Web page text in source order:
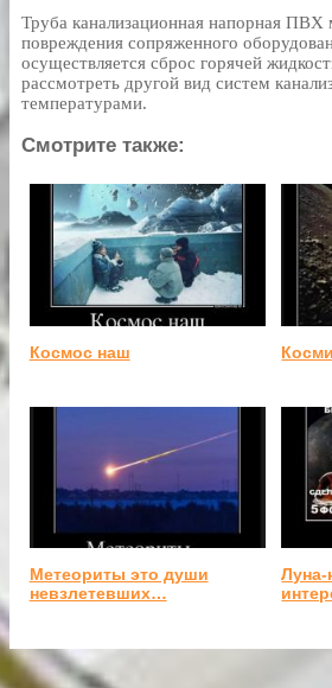
Труба канализационная напорная ПВХ
повреждения сопряженного
осуществляется сброс горячей
рассмотреть другой вид систем
температурами.
Смотрите также:
Космос наш
Метеориты это души
невзлетевших…
Луна-